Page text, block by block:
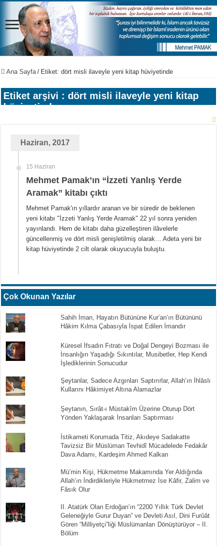
Ana Sayfa / Etiket:dört misli ilaveyle yeni kitap hüviyetinde
Etiket arşivi :dört misli ilaveyle yeni kitap
hüviyetinde
Haziran, 2017
15 Haziran
Mehmet Pamak’ın “İzzeti Yanlış Yerde
Aramak” kitabı çıktı
Mehmet Pamak'ın yıllardır aranan ve bir süredir de beklenen
yeni kitabı "İzzeti Yanlış Yerde Aramak" 22 yıl sonra yeniden
yayınlandı. Hem de kitabı daha güzelleştiren ilâvelerle
güncellenmiş ve dört misli genişletilmiş olarak… Adeta yeni bir
kitap hüviyetinde 2 cilt olarak okuyucuyla buluştu.
Çok Okunan Yazılar
Sahih İman, Hayatın Bütününe Kur’an’ın Bütününü
Hâkim Kılma Çabasıyla İspat Edilen İmandır
Küresel İfsadın Fıtratı ve Doğal Dengeyi Bozması ile
İnsanlığın Yaşadığı Sıkıntılar, Musibetler, Hep Kendi
İşlediklerinin Sonucudur
Şeytanlar, Sadece Azgınları Saptırırlar, Allah’ın İhlâslı
Kullarını Hâkimiyet Altına Alamazlar
Şeytanın, Sırât-ı Müstakîm Üzerine Oturup Dört
Yönden Yaklaşarak İnsanları Saptırması
İstikameti Korumada Titiz, Akıdeye Sadakatte
Tavizsiz Bir Müslüman Tevhidî Mücadelede Fedakâr
Dava Adamı, Kardeşim Ahmed Kalkan
Mü’min Kişi, Hükmetme Makamında Yer Aldığında
Allah’ın İndirdikleriyle Hükmetmez İse Kâfir, Zalim ve
Fâsık Olur
II. Atatürk Olan Erdoğan’ın “2200 Yıllık Türk Devlet
Geleneğiyle Gurur Duyan” ve Devleti Asıl, Dini Furûât
Gören “Milliyetçi”liği Müslümanları Dönüştürüyor – II.
Bölüm